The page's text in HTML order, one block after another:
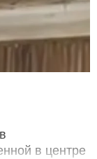
в центре